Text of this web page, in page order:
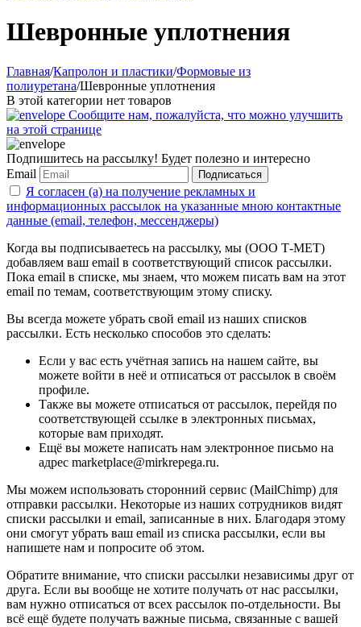
Шевронные уплотнения
Главная/Капролон и пластики/Формовые из
полиуретана/Шевронные уплотнения
В этой категории нет товаров
Сообщите нам, пожалуйста, что можно улучшить
на этой странице
Подпишитесь на рассылку! Будет полезно и интересно
Email
Подписаться
Я согласен (а) на получение рекламных и
информационных рассылок на указанные мною контактные
данные (email, телефон, мессенджеры)
Когда вы подписываетесь на рассылку, мы (ООО Т-МЕТ)
добавляем ваш email в соответствующий список рассылки.
Пока email в списке, мы знаем, что можем писать вам на этот
email по темам, соответствующим этому списку.
Вы всегда можете убрать свой email из наших списков
рассылки. Есть несколько способов это сделать:
Если у вас есть учётная запись на нашем сайте, вы
можете войти в неё и отписаться от рассылок в своём
профиле.
Также вы можете отписаться от рассылок, перейдя по
соответствующей ссылке в электронных письмах,
которые вам приходят.
Ещё вы можете написать нам электронное письмо на
адрес marketplace@mirkrepega.ru.
Мы можем использовать сторонний сервис (MailChimp) для
отправки рассылки. Некоторые из наших сотрудников видят
списки рассылки и email, записанные в них. Благодаря этому
они смогут убрать ваш email из списка рассылки, если вы
напишете нам и попросите об этом.
Обратите внимание, что списки рассылки независимы друг от
друга. Если вы вообще не хотите получать от нас рассылки,
вам нужно отписаться от всех рассылок по-отдельности. Вы
всё ещё будете получать важные письма, связанные с вашей